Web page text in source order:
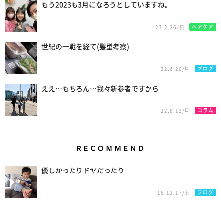
もう2023も3月になろうとしていますね。
23.2.26/日 ヘアケア
世紀の一戦を経て(髪型考察)
22.6.20/月 ブログ
ええ…もちろん…我々新参者ですから
22.6.13/月 コラム
優しかったりドヤだったり
16.12.17/土 ブログ